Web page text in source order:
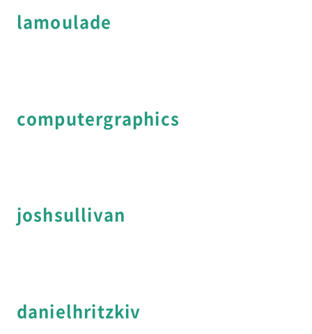
lamoulade
computergraphics
joshsullivan
danielhritzkiv